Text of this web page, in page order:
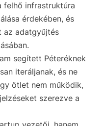
felhő infrastruktúra
érdekében, és
az adatgyűjtés
segített Péteréknek
iteráljanak, és ne
ötlet nem működik,
szerezve a